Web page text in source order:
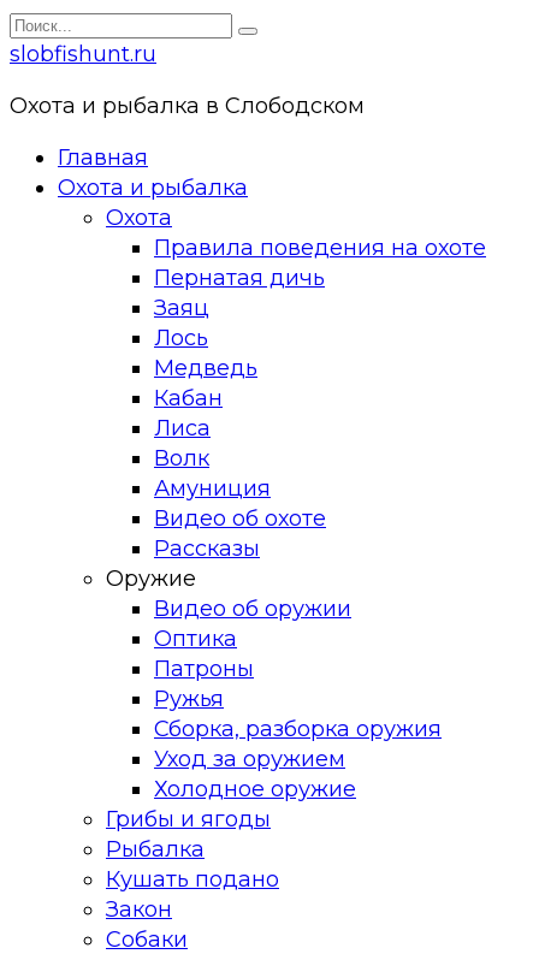
Перейти
к
Search
for:
slobfishunt.ru
Охота и рыбалка в Слободском
Главная
Охота и рыбалка
Охота
Правила поведения на охоте
Пернатая дичь
Заяц
Лось
Медведь
Кабан
Лиса
Волк
Амуниция
Видео об охоте
Рассказы
Оружие
Видео об оружии
Оптика
Патроны
Ружья
Сборка, разборка оружия
Уход за оружием
Холодное оружие
Грибы и ягоды
Рыбалка
Кушать подано
Закон
Собаки